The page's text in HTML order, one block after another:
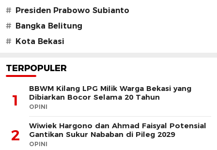
# Presiden Prabowo Subianto
# Bangka Belitung
# Kota Bekasi
TERPOPULER
1
BBWM Kilang LPG Milik Warga Bekasi yang
Dibiarkan Bocor Selama 20 Tahun
OPINI
2
Wiwiek Hargono dan Ahmad Faisyal Potensial
Gantikan Sukur Nababan di Pileg 2029
OPINI